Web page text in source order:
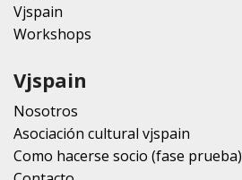
Vjspain
Workshops
Vjspain
Nosotros
Asociación cultural vjspain
Como hacerse socio (fase prueba)